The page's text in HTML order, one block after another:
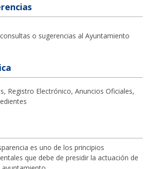
o sugerencias al Ayuntamiento
Registro Electrónico, Anuncios Oficiales,
es uno de los principios
que debe de presidir la actuación de